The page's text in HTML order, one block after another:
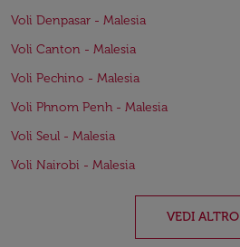
Voli Denpasar - Malesia
Voli Canton - Malesia
Voli Pechino - Malesia
Voli Phnom Penh - Malesia
Voli Seul - Malesia
Voli Nairobi - Malesia
VEDI ALTRO